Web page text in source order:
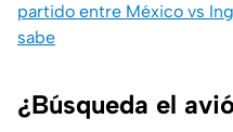
partido entre México vs
sabe
¿Búsqueda el